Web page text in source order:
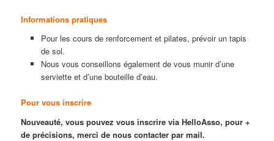
Informations pratiques
Pour les cours de renforcement et pilates, prévoir un tapis
de sol.
Nous vous conseillons également de vous munir d’une
serviette et d’une bouteille d’eau.
Pour vous inscrire
Nouveauté, vous pouvez vous inscrire via HelloAsso, pour +
de précisions, merci de nous contacter par mail.